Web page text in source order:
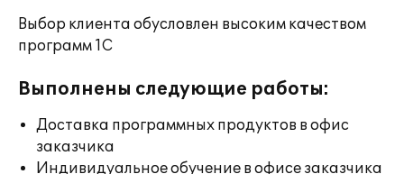
Выбор клиента обусловлен высоким качеством
программ 1С
Выполнены следующие работы:
Доставка программных продуктов в офис
заказчика
Индивидуальное обучение в офисе заказчика